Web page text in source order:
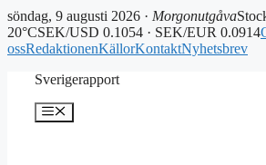
söndag, 9 augusti 2026 · Morgonutgåva
20°CSEK/USD 0.1054 · SEK/EUR 0.0914
ossRedaktionenKällorKontaktNyhetsbrev
Sverigerapport
Meny